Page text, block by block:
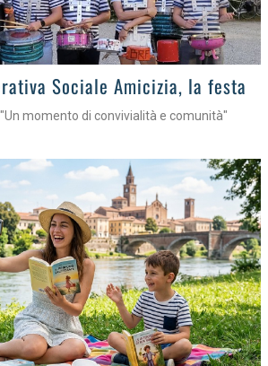
Sociale Amicizia, la festa
momento di convivialità e comunità"